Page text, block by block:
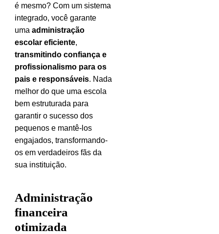
é mesmo? Com um sistema
integrado, você garante
uma administração
escolar eficiente,
transmitindo confiança e
profissionalismo para os
pais e responsáveis. Nada
melhor do que uma escola
bem estruturada para
garantir o sucesso dos
pequenos e mantê-los
engajados, transformando-
os em verdadeiros fãs da
sua instituição.
Administração
financeira
otimizada